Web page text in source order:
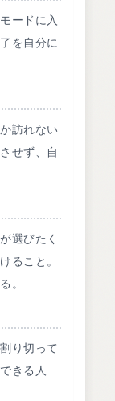
ードに入
を自分に
訪れない
せず、自
選びたく
ること。
。
り切って
きる人